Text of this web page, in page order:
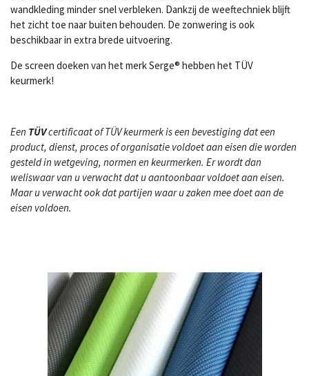
wandkleding minder snel verbleken. Dankzij de weeftechniek blijft
het zicht toe naar buiten behouden. De zonwering is ook
beschikbaar in extra brede uitvoering.
De screen doeken van het merk Serge® hebben het TÜV
keurmerk!
Een TÜVcertificaat of TÜV keurmerk is een bevestiging dat een
product, dienst, proces of organisatie voldoet aan eisen die worden
gesteld in wetgeving, normen en keurmerken. Er wordt dan
weliswaar van u verwacht dat u aantoonbaar voldoet aan eisen.
Maar u verwacht ook dat partijen waar u zaken mee doet aan de
eisen voldoen.